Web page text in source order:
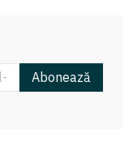
Abonează